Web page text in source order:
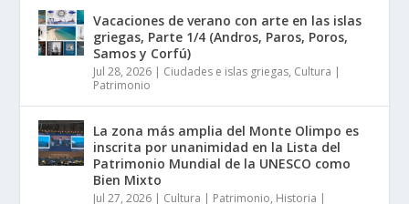
Vacaciones de verano con arte en las islas
griegas, Parte 1/4 (Andros, Paros, Poros,
Samos y Corfú)
Jul 28, 2026 | Ciudades e islas griegas, Cultura |
Patrimonio
La zona más amplia del Monte Olimpo es
inscrita por unanimidad en la Lista del
Patrimonio Mundial de la UNESCO como
Bien Mixto
Jul 27, 2026 | Cultura | Patrimonio, Historia |